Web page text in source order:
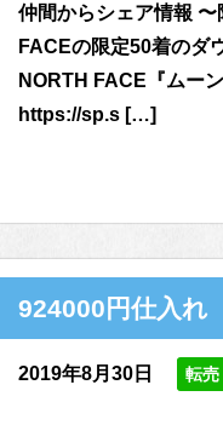
仲間からシェア情報
FACEの限定50着のダ
NORTH FACE『ムー
https://sp.s […]
924000円仕入れ
2019年8月30日 転売